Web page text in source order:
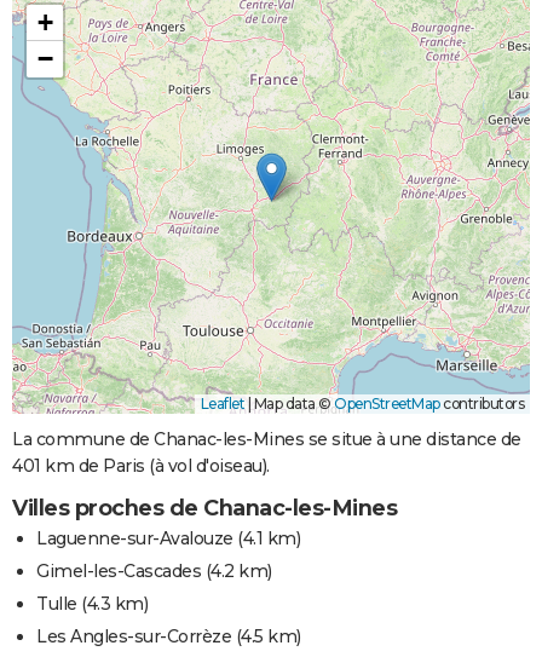
+
−
Leaflet Map data ©OpenStreetMapcontributors
La commune de Chanac-les-Mines se situe à une distance de
401 km de Paris (à vol d'oiseau).
Villes proches de Chanac-les-Mines
Laguenne-sur-Avalouze (4.1 km)
Gimel-les-Cascades (4.2 km)
Tulle (4.3 km)
Les Angles-sur-Corrèze (4.5 km)